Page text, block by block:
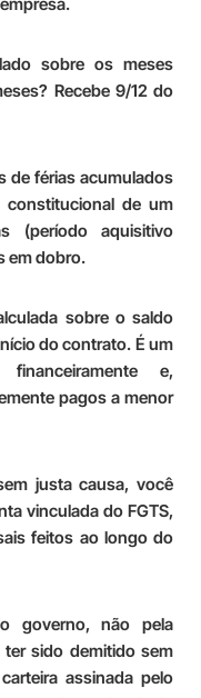
sobre os meses
Recebe 9/12 do
de férias acumulados
de um
(período aquisitivo
em dobro.
sobre o saldo
do contrato. É um
e,
pagos a menor
justa causa, você
vinculada do FGTS,
feitos ao longo do
governo, não pela
ter sido demitido sem
assinada pelo